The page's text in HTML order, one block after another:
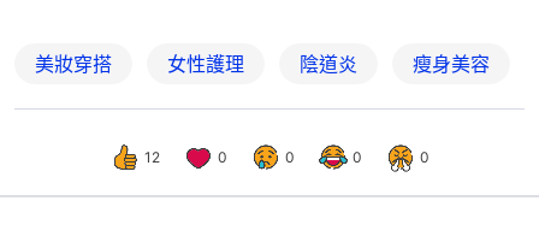
美妝穿搭 女性護理 陰道炎 瘦身美容
12 0 0 0 0